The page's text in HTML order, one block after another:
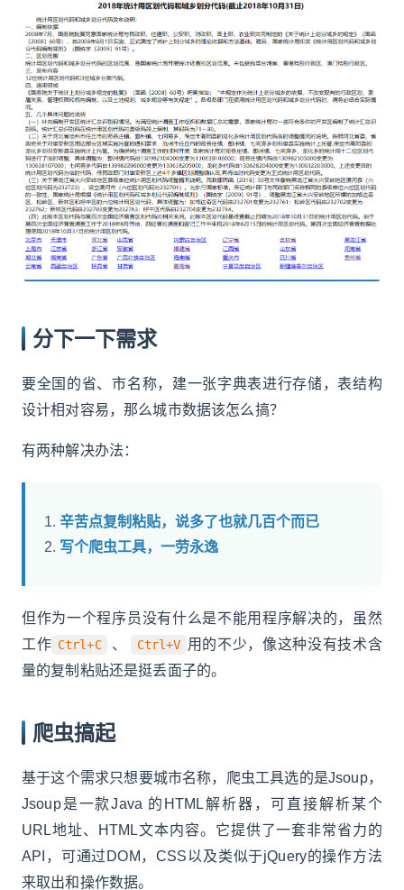
分下一下需求
要全国的省、市名称，建一张字典表进行存储，表结构
设计相对容易，那么城市数据该怎么搞？
有两种解决办法：
辛苦点复制粘贴，说多了也就几百个而已
写个爬虫工具，一劳永逸
但作为一个程序员没有什么是不能用程序解决的，虽然
工作 Ctrl+C 、 Ctrl+V 用的不少，像这种没有技术含
量的复制粘贴还是挺丢面子的。
爬虫搞起
基于这个需求只想要城市名称，爬虫工具选的是Jsoup，
Jsoup是一款Java 的HTML解析器，可直接解析某个
URL地址、HTML文本内容。它提供了一套非常省力的
API，可通过DOM，CSS以及类似于jQuery的操作方法
来取出和操作数据。